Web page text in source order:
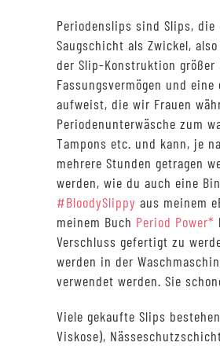
Periodenslips sind Slips,
Saugschicht als Zwickel,
der Slip-Konstruktion
Fassungsvermögen und
aufweist, die wir Frauen
Periodenunterwäsche zum
Tampons etc. und kann, je
mehrere Stunden getragen
werden, wie du auch eine
#BloodySlippy aus meinem
meinem Buch Period Power*
Verschluss gefertigt zu
werden in der
verwendet werden. Sie
Viele gekaufte Slips
Viskose),